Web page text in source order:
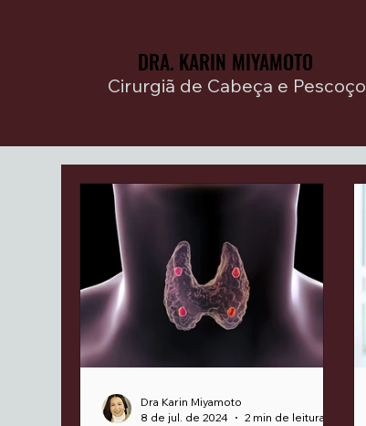
DRA. KARIN MIYAMOTO
DRA. KARIN MIYAMOTO
Cirurgiã de Cabeça e Pescoço
Dra Karin Miyamoto
8 de jul. de 2024
2 min de leitura